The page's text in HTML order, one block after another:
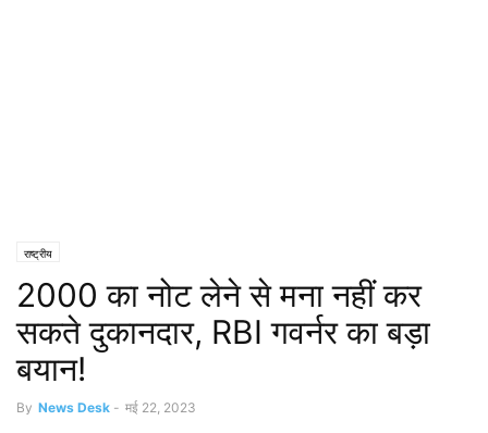
राष्ट्रीय
2000 का नोट लेने से मना नहीं कर
सकते दुकानदार, RBI गवर्नर का बड़ा
बयान!
By News Desk - मई 22, 2023